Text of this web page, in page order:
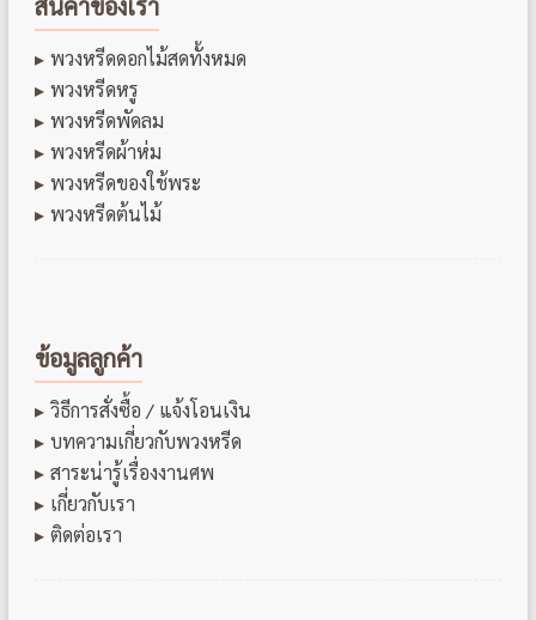
พวงหรีดดอกไม้สดทั้งหมด
พวงหรีดหรู
พวงหรีดพัดลม
พวงหรีดผ้าห่ม
พวงหรีดของใช้พระ
พวงหรีดต้นไม้
ข้อมูลลูกค้า
วิธีการสั่งซื้อ / แจ้งโอนเงิน
บทความเกี่ยวกับพวงหรีด
สาระน่ารู้เรื่องงานศพ
เกี่ยวกับเรา
ติดต่อเรา